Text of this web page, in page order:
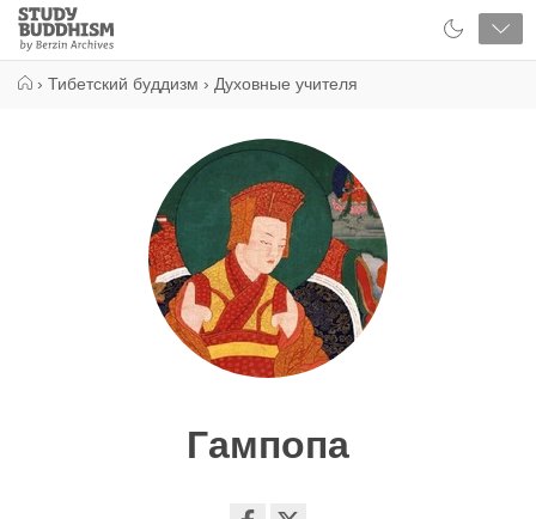
Close
Study
Buddhism
› Тибетский буддизм › Духовные учителя
Гампопа